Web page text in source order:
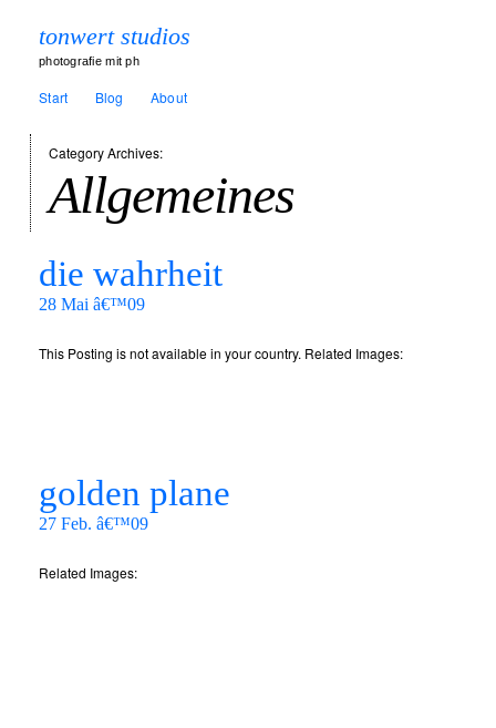
tonwert studios
photografie mit ph
Start Blog About
Category Archives:
Allgemeines
die wahrheit
28 Mai â€™09
This Posting is not available in your country. Related Images:
golden plane
27 Feb. â€™09
Related Images: